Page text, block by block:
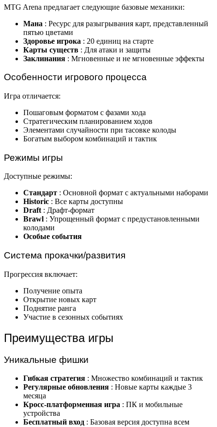
MTG Arena предлагает следующие базовые механики:
Мана : Ресурс для разыгрывания карт, представленный
пятью цветами
Здоровье игрока : 20 единиц на старте
Карты существ : Для атаки и защиты
Заклинания : Мгновенные и не мгновенные эффекты
Особенности игрового процесса
Игра отличается:
Пошаговым форматом с фазами хода
Стратегическим планированием ходов
Элементами случайности при тасовке колоды
Богатым выбором комбинаций и тактик
Режимы игры
Доступные режимы:
Стандарт : Основной формат с актуальными наборами
Historic : Все карты доступны
Draft : Драфт-формат
Brawl : Упрощенный формат с предустановленными
колодами
Особые события
Система прокачки/развития
Прогрессия включает:
Получение опыта
Открытие новых карт
Поднятие ранга
Участие в сезонных событиях
Преимущества игры
Уникальные фишки
Гибкая стратегия : Множество комбинаций и тактик
Регулярные обновления : Новые карты каждые 3
месяца
Кросс-платформенная игра : ПК и мобильные
устройства
Бесплатный вход : Базовая версия доступна всем